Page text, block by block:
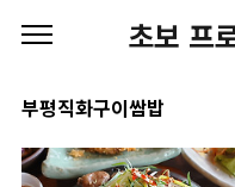
초보 프
부평직화구이쌈밥